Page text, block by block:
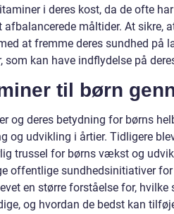
i deres kost, da de ofte
måltider. At sikre,
at fremme deres sundhed på
som kan have indflydelse på
til børn
og deres betydning for børns
og udvikling i årtier. Tidligere
trussel for børns vækst og
offentlige sundhedsinitiativer
en større forståelse for,
og hvordan de bedst kan